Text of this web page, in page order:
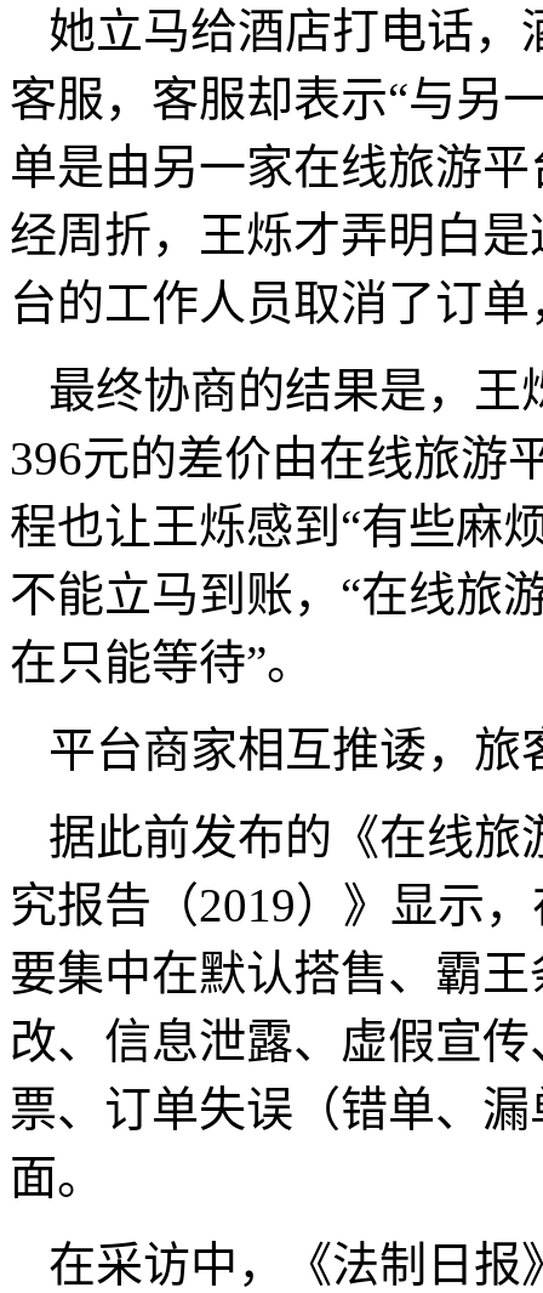
她立马给酒店打电话
客服，客服却表示“与另
单是由另一家在线旅游
经周折，王烁才弄明白
台的工作人员取消了订
最终协商的结果是，王
396元的差价由在线旅游
程也让王烁感到“有些麻
不能立马到账，“在线旅
在只能等待”。
平台商家相互推诿，旅
据此前发布的《在线旅
究报告（2019）》显示
要集中在默认搭售、霸
改、信息泄露、虚假宣
票、订单失误（错单、
面。
在采访中，《法制日报